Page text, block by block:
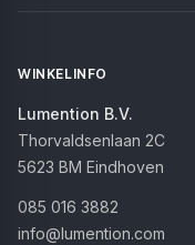
WINKELINFO
Lumention B.V.
Thorvaldsenlaan 2C
5623 BM Eindhoven
085 016 3882
info@lumention.com